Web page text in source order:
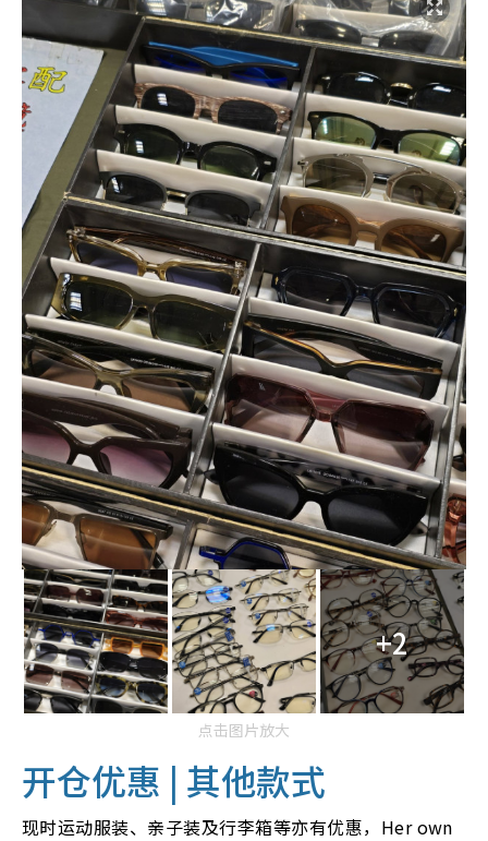
+2
点击图片放大
开仓优惠 | 其他款式
现时运动服装、亲子装及行李箱等亦有优惠，Her own